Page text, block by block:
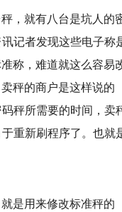
，就有八台是坑人的
记者发现这些电子
称，难道就这么容易
秤的商户是这样说的
秤所需要的时间，
重新刷程序了。也
是用来修改标准秤的